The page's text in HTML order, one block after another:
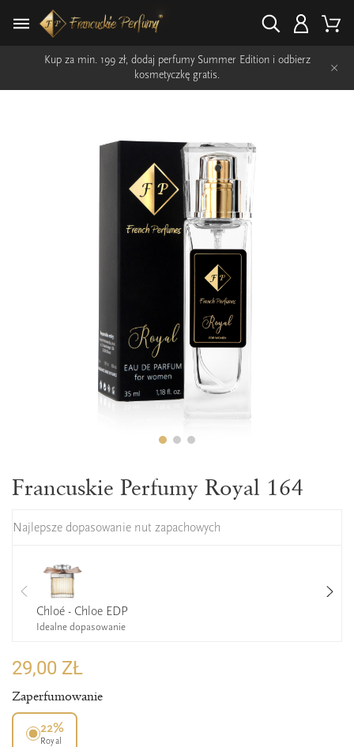
Kup za min. 199 zł, dodaj perfumy Summer Edition i odbierz
kosmetyczkę gratis.
×
Francuskie Perfumy Royal 164
Najlepsze dopasowanie nut zapachowych
Chloé - Chloe EDP
Idealne dopasowanie
29,00 ZŁ
Zaperfumowanie
22%
Royal